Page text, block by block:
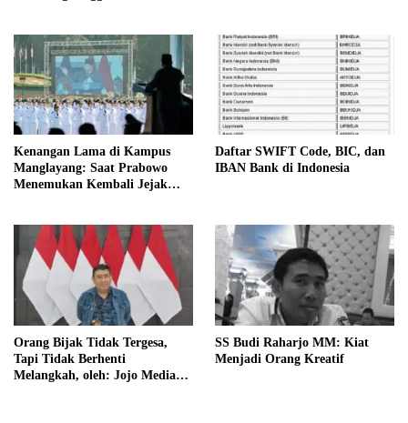
Kenangan Lama di Kampus
Manglayang: Saat Prabowo
Menemukan Kembali Jejak
Daftar SWIFT Code, BIC, dan
IBAN Bank di Indonesia
Orang Bijak Tidak Tergesa,
Tapi Tidak Berhenti
Melangkah, oleh: Jojo Media
SS Budi Raharjo MM: Kiat
Menjadi Orang Kreatif